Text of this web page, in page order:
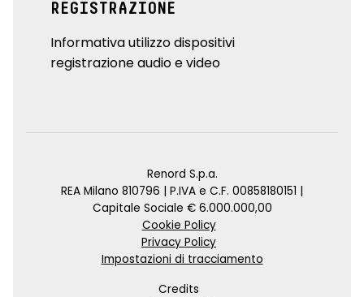
REGISTRAZIONE
Informativa utilizzo dispositivi
registrazione audio e video
Renord S.p.a.
REA Milano 810796 | P.IVA e C.F. 00858180151 |
Capitale Sociale € 6.000.000,00
Cookie Policy
Privacy Policy
Impostazioni di tracciamento
Credits